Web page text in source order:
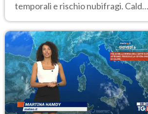
temporali e rischio nubifragi. Caldo
previsioni.